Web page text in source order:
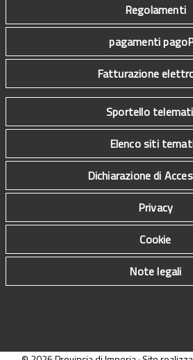
Regolamenti
pagamenti
Fatturazione
Sportello
Elenco siti
Dichiarazione di
Privacy
Cookie
Note legali